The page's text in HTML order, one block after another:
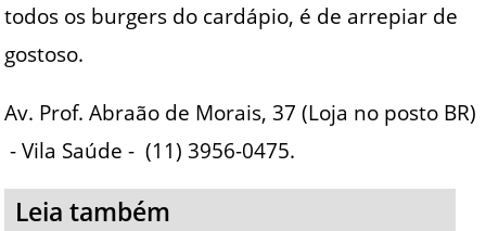
todos os burgers do cardápio, é de arrepiar de
gostoso.
Av. Prof. Abraão de Morais, 37 (Loja no posto BR)
- Vila Saúde - (11) 3956-0475.
Leia também